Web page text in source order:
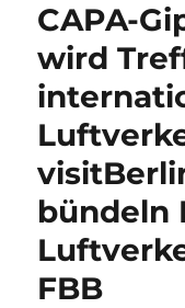
CAPA-
wird
bündeln
FBB